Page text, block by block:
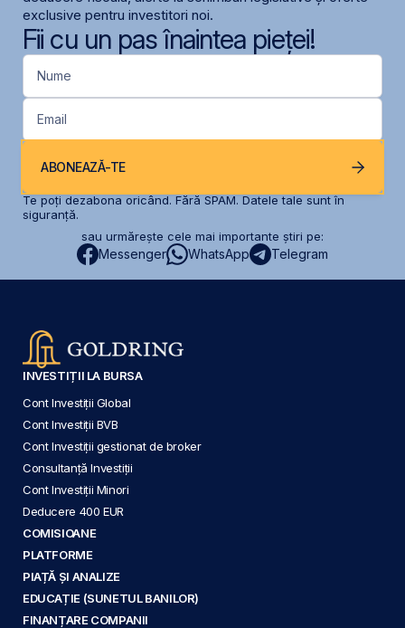
exclusive pentru investitori noi.
Fii cu un pas înaintea pieței!
Nume
Email
ABONEAZĂ-TE
Te poți dezabona oricând. Fără SPAM. Datele tale sunt în
siguranță.
sau urmărește cele mai importante știri pe:
Messenger WhatsApp Telegram
INVESTIȚII LA BURSA
Cont Investiții Global
Cont Investiții BVB
Cont Investiții gestionat de broker
Consultanță Investiții
Cont Investiții Minori
Deducere 400 EUR
COMISIOANE
PLATFORME
PIAȚĂ ȘI ANALIZE
EDUCAȚIE (SUNETUL BANILOR)
FINANȚARE COMPANII